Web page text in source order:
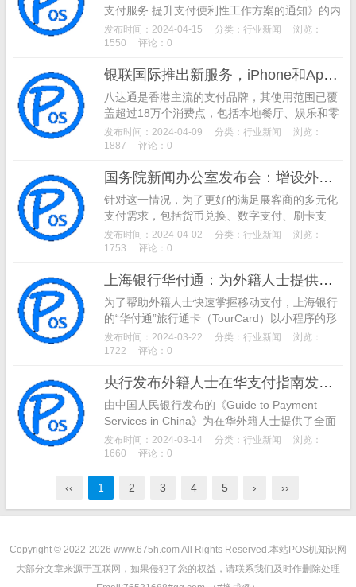
支付服务 提升支付便利性工作方案的通知》的内
容和目标。海南省在改善境外银行卡受理环境、
提升移动支付产品丰富度、扩大ATM和银行网点
发布时间：2024-04-15 分类： 行业新闻
浏览：
1550
评论：0
银联国际推出新服务，iPhone和Apple Watch用户可轻松在港澳地区使用八达通支付
八达通是香港主流的支付品牌，其使用范围已覆
盖超过18万个消费点，包括本地餐厅、娱乐和零
售商户，以及香港港铁、本地巴士、渡轮和出租
车等主要交通工具。通过与银联的合作，银联卡
消费，八达通也进一步提升了对内地居民的服务
能力。
发布时间：2024-04-09 分类： 行业新闻
浏览：
1887
评论：0
国务院新闻办公室发布会：增设外币兑换机和移动POS机以满足展客商多元化支付需求
针对这一情况，为了更好的满足展客商的多元化
支付需求，包括货币兑换、数字支付、刷卡支
付、移动支付以及现金支付等，他们计划增设外
币兑换机和移动POS机。这些新的设施将为展客
择更适合自己的支付方式。
发布时间：2024-04-02 分类： 行业新闻
浏览：
1753
评论：0
上海银行华付通：为外籍人士提供便捷的移动支付体验
为了帮助外籍人士快速掌握移动支付，上海银行
的“华付通”旅行通卡（TourCard）以小程序的形
式直接嵌入到支付宝、微信和银联云闪付等支付
渠道中，用户只需绑定银行卡即可使用。此外，
随用随充，通过线上快捷支付和线下扫码等方式
完成消费
发布时间：2024-03-22 分类： 行业新闻
浏览：
1722
评论：0
央行发布外籍人士在华支付指南发布，提供多样化支付方式
由中国人民银行发布的《Guide to Payment
Services in China》为在华外籍人士提供了全面
的支付方式介绍。这份指南详细解释了如何通过
移动支付工具（如支付宝、微信支付和云闪付）
息采集。
发布时间：2024-03-14 分类： 行业新闻
浏览：
1660
评论：0
‹‹ 1 2 3 4 5 › ››
Copyright © 2022-2026 www.675h.com All Rights Reserved.本站POS机知识网
大部分文章来源于互联网，如果侵犯了您的权益，请联系我们及时作删除处理